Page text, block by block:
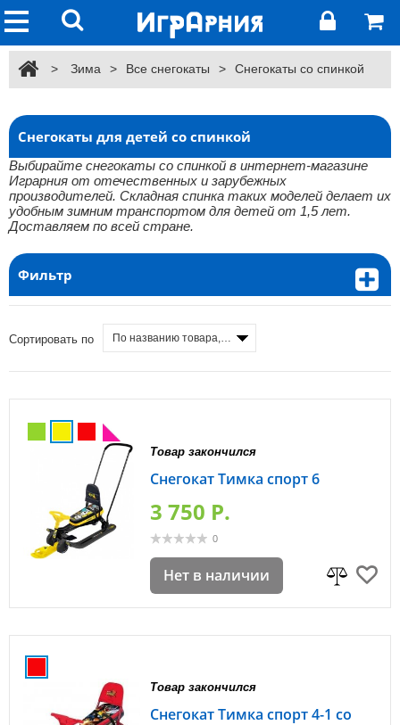
> Зима > Все снегокаты > Снегокаты со спинкой
Снегокаты для детей со спинкой
Выбирайте снегокаты со спинкой в интернет-магазине
Играрния от отечественных и зарубежных
производителей. Складная спинка таких моделей делает их
удобным зимним транспортом для детей от 1,5 лет.
Доставляем по всей стране.
Фильтр
Сортировать по По названию товара, от А до Я
Товар закончился
Снегокат Тимка спорт 6
3 750 P.
0
Нет в наличии
Товар закончился
Снегокат Тимка спорт 4-1 со